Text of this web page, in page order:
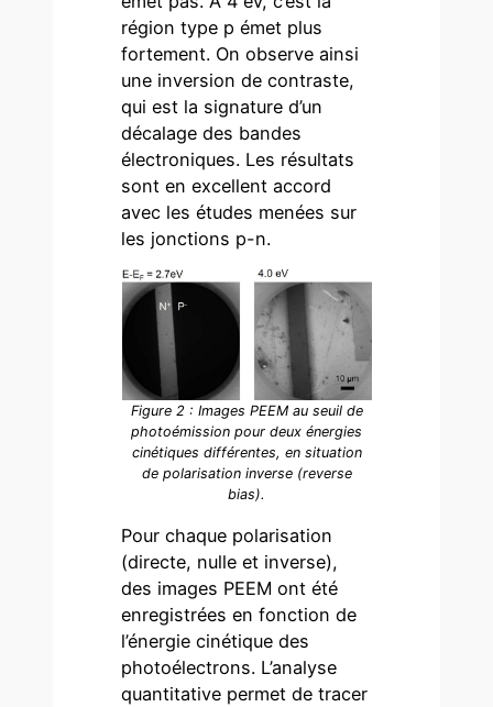
région type p émet plus
fortement. On observe ainsi
une inversion de contraste,
qui est la signature d’un
décalage des bandes
électroniques. Les résultats
sont en excellent accord
avec les études menées sur
les jonctions p-n.
Figure 2 : Images PEEM au seuil de
photoémission pour deux énergies
cinétiques différentes, en situation
de polarisation inverse (reverse
bias).
Pour chaque polarisation
(directe, nulle et inverse),
des images PEEM ont été
enregistrées en fonction de
l’énergie cinétique des
photoélectrons. L’analyse
quantitative permet de tracer